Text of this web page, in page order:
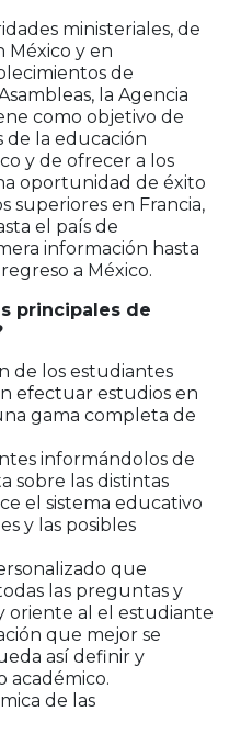
ministeriales, de
México y en
de
la Agencia
como objetivo de
de la educación
y de ofrecer a los
oportunidad de éxito
superiores en Francia,
el país de
información hasta
a México.
principales de
de los estudiantes
efectuar estudios en
gama completa de
informándolos de
sobre las distintas
el sistema educativo
y las posibles
que
las preguntas y
oriente al el estudiante
que mejor se
así definir y
académico.
de las